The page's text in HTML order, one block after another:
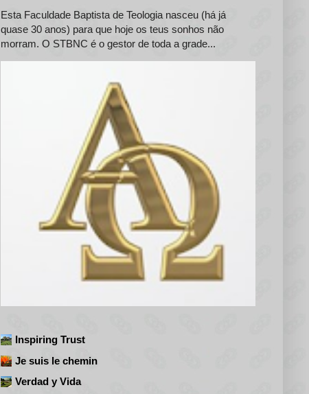
Esta Faculdade Baptista de Teologia nasceu (há já
quase 30 anos) para que hoje os teus sonhos não
morram. O STBNC é o gestor de toda a grade...
Inspiring Trust
Je suis le chemin
Verdad y Vida